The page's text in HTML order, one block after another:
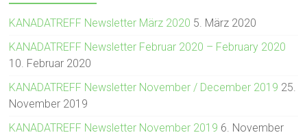
KANADATREFF Newsletter März 2020 5. März 2020
KANADATREFF Newsletter Februar 2020 – February 2020
10. Februar 2020
KANADATREFF Newsletter November / December 2019 25.
November 2019
KANADATREFF Newsletter November 2019 6. November